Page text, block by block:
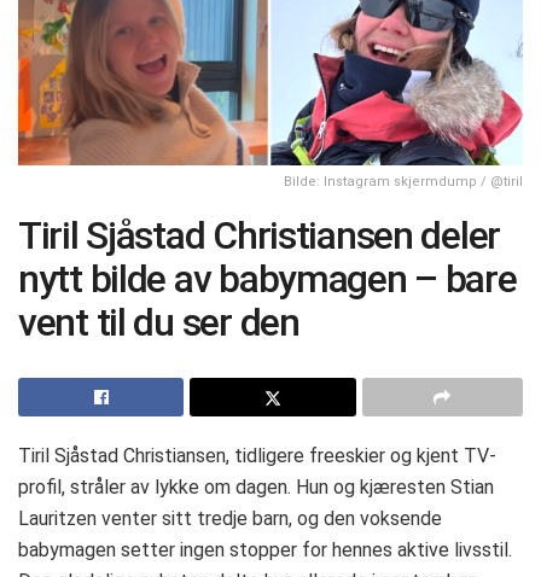
Bilde: Instagram skjermdump / @tiril
Tiril Sjåstad Christiansen deler
nytt bilde av babymagen – bare
vent til du ser den
Tiril Sjåstad Christiansen, tidligere freeskier og kjent TV-
profil, stråler av lykke om dagen. Hun og kjæresten Stian
Lauritzen venter sitt tredje barn, og den voksende
babymagen setter ingen stopper for hennes aktive livsstil.